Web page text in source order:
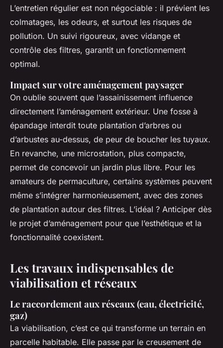
L’entretien régulier est non négociable : il prévient les
colmatages, les odeurs, et surtout les risques de
pollution. Un suivi rigoureux, avec vidange et
contrôle des filtres, garantit un fonctionnement
optimal.
Impact sur votre aménagement paysager
On oublie souvent que l’assainissement influence
directement l’aménagement extérieur. Une fosse à
épandage interdit toute plantation d’arbres ou
d’arbustes au-dessus, de peur de boucher les tuyaux.
En revanche, une microstation, plus compacte,
permet de concevoir un jardin plus libre. Pour les
amateurs de permaculture, certains systèmes peuvent
même s’intégrer harmonieusement, avec des zones
de plantation autour des filtres. L’idéal ? Anticiper dès
le projet d’aménagement pour que l’esthétique et la
fonctionnalité coexistent.
Les travaux indispensables de
viabilisation et réseaux
Le raccordement aux réseaux (eau, électricité,
gaz)
La viabilisation, c’est ce qui transforme un terrain en
parcelle habitable. Elle passe par le creusement de